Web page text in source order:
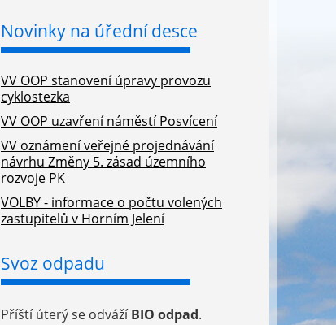
Novinky na úřední desce
VV OOP stanovení úpravy provozu
cyklostezka
VV OOP uzavření náměstí Posvícení
VV oznámení veřejné projednávání
návrhu Změny 5. zásad územního
rozvoje PK
VOLBY - informace o počtu volených
zastupitelů v Horním Jelení
Svoz odpadu
Příští úterý se odvážíBIO odpad.